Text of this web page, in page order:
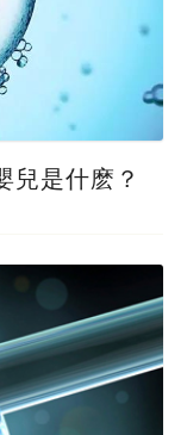
兒是什麽？